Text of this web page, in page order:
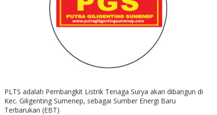
PLTS adalah Pembangkit Listrik Tenaga Surya akan dibangun di
Kec. Giligenting Sumenep, sebagai Sumber Energi Baru
Terbarukan (EBT)